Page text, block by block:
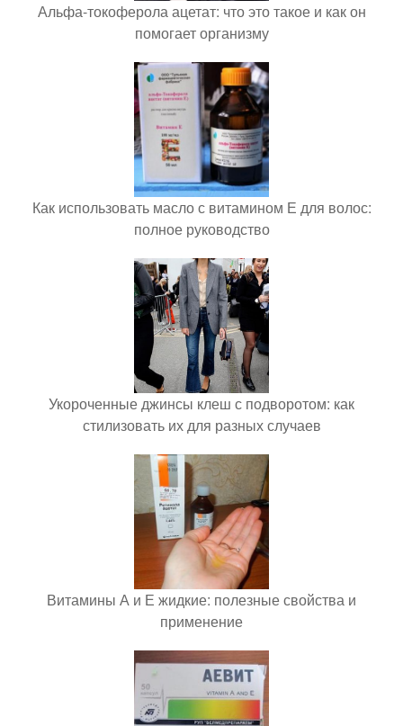
Альфа-токоферола ацетат: что это такое и как он
помогает организму
Как использовать масло с витамином Е для волос:
полное руководство
Укороченные джинсы клеш с подворотом: как
стилизовать их для разных случаев
Витамины А и Е жидкие: полезные свойства и
применение